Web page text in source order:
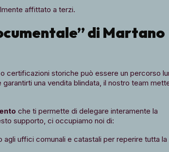
affittato a terzi.
di Martano
certificazioni storiche può essere un percorso
una vendita blindata, il nostro team
che ti permette di delegare interamente la
supporto, ci occupiamo noi di:
uffici comunali e catastali per reperire tutta la